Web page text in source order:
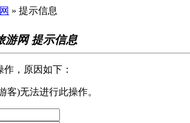
» 提示信息
游网 提示信息
，原因如下：
客)无法进行此操作。